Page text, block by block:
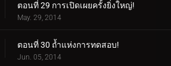
ตอนที่ 29 การเปิดเผยครั้งยิ่งใหญ่!
May. 29, 2014
ตอนที่ 30 ถ้ำแห่งการทดสอบ!
Jun. 05, 2014